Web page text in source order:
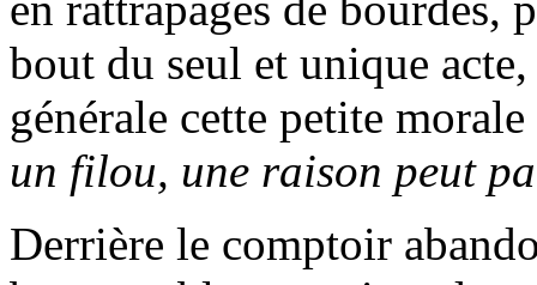
bout du seul et unique
générale cette petite
un filou, une raison peut
Derrière le comptoir